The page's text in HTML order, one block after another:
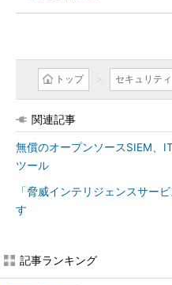
トップ セキュリティ
関連記事
無償のオープンソースSIEM、
ツール
「脅威インテリジェンスサー
す
記事ランキング